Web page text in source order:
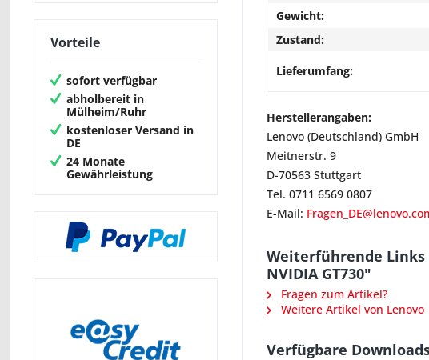
Vorteile
sofort verfügbar
abholbereit in
Mülheim/Ruhr
kostenloser Versand in
DE
24 Monate
Gewährleistung
Gewicht:
Zustand:
Lieferumfang:
Herstellerangaben:
Lenovo (Deutschland) GmbH
Meitnerstr. 9
D-70563 Stuttgart
Tel. 0711 6569 0807
E-Mail:
Weiterführende Links
NVIDIA GT730"
Fragen zum Artikel?
Weitere Artikel von Lenovo
Verfügbare